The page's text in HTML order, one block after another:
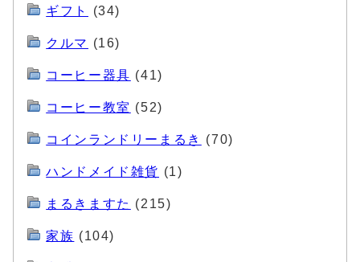
ギフト (34)
クルマ (16)
コーヒー器具 (41)
コーヒー教室 (52)
コインランドリーまるき (70)
ハンドメイド雑貨 (1)
まるきますた (215)
家族 (104)